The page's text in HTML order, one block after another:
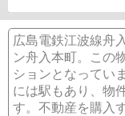
広島電鉄江波線舟
ン舟入本町。この
ションとなってい
には駅もあり、物
す。不動産を購入